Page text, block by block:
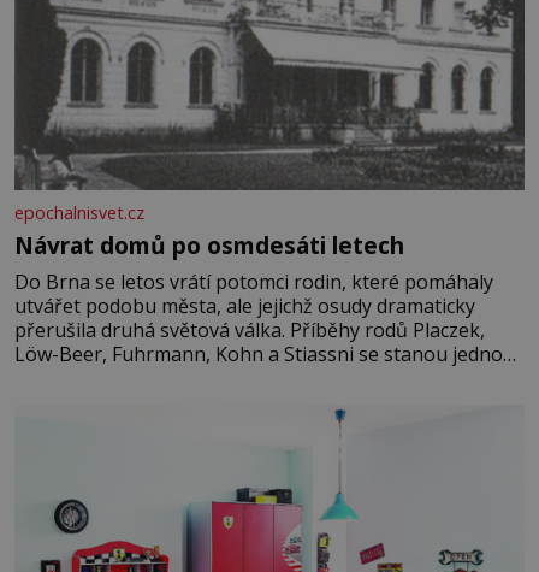
epochalnisvet.cz
Návrat domů po osmdesáti letech
Do Brna se letos vrátí potomci rodin, které pomáhaly
utvářet podobu města, ale jejichž osudy dramaticky
přerušila druhá světová válka. Příběhy rodů Placzek,
Löw-Beer, Fuhrmann, Kohn a Stiassni se stanou jednou
jednoduché. Místa, která si člověk pamatuje z rodinných